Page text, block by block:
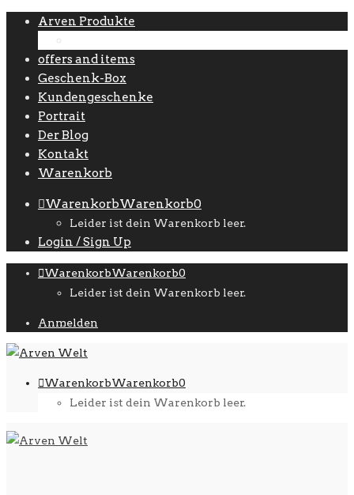
Arven Produkte
offers and items
Geschenk-Box
Kundengeschenke
Portrait
Der Blog
Kontakt
Warenkorb
WarenkorbWarenkorb0
Leider ist dein Warenkorb leer.
Login / Sign Up
WarenkorbWarenkorb0
Leider ist dein Warenkorb leer.
Anmelden
WarenkorbWarenkorb0
Leider ist dein Warenkorb leer.